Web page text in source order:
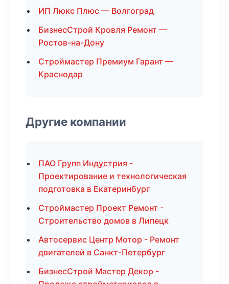
ИП Люкс Плюс — Волгоград
БизнесСтрой Кровля Ремонт —
Ростов-на-Дону
Строймастер Премиум Гарант —
Краснодар
Другие компании
ПАО Групп Индустрия -
Проектирование и технологическая
подготовка в Екатеринбург
Строймастер Проект Ремонт -
Строительство домов в Липецк
Автосервис Центр Мотор - Ремонт
двигателей в Санкт-Петербург
БизнесСтрой Мастер Декор -